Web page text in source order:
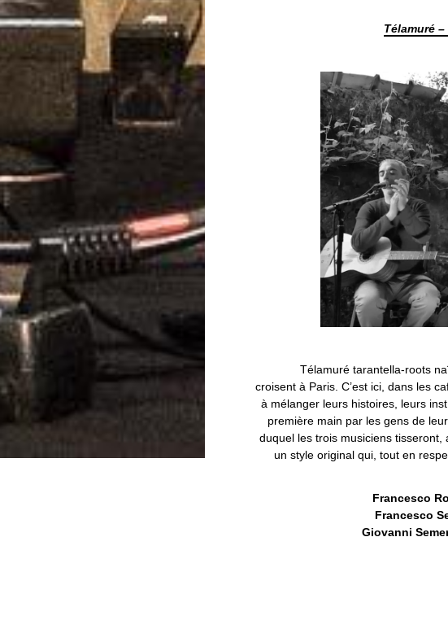
Télamuré–
Télamuré tarantella-roots naît
croisent à Paris. C’est ici, dans les
à mélanger leurs histoires, leurs
première main par les gens de
duquel les trois musiciens
un style original qui, tout en
Francesco
Francesco
Giovanni